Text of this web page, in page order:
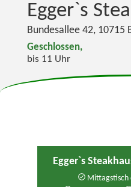
Egger`s
Bundesallee 42, 10715
Geschlossen,
bis 11 Uhr
Egger`s
Mittagstisch